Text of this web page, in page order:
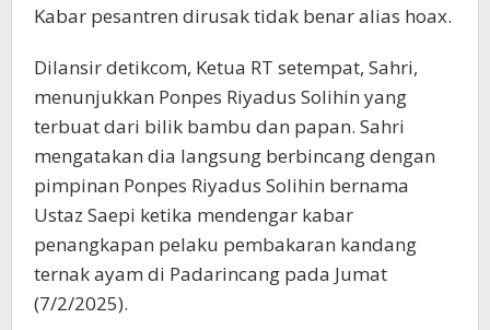
Kabar pesantren dirusak tidak benar alias hoax.
Dilansir detikcom, Ketua RT setempat, Sahri,
menunjukkan Ponpes Riyadus Solihin yang
terbuat dari bilik bambu dan papan. Sahri
mengatakan dia langsung berbincang dengan
pimpinan Ponpes Riyadus Solihin bernama
Ustaz Saepi ketika mendengar kabar
penangkapan pelaku pembakaran kandang
ternak ayam di Padarincang pada Jumat
(7/2/2025).